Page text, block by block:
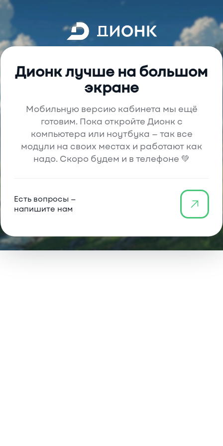
Вход в аккаунт
Если у вас еще нет аккаунта,
Войти
Для настройки входа
по SSO свяжитесь с нами.
Регистрация
Дионк лучше на большом
экране
Мобильную версию кабинета мы ещё
готовим. Пока откройте Дионк с
компьютера или ноутбука — так все
модули на своих местах и работают как
надо. Скоро будем и в телефоне 💚
Есть вопросы —
напишите нам